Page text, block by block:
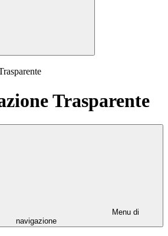
Trasparente
Menu di
navigazione